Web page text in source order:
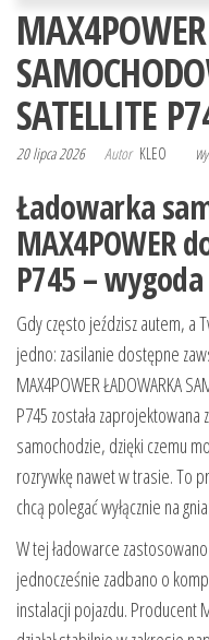
SATELLITE
20 lipca 2026 Autor KLEO
Ładowarka
MAX4POWER
P745 –
Gdy często jeździsz autem, a
jedno: zasilanie dostępne
MAX4POWER ŁADOWARKA
P745 została
samochodzie, dzięki czemu
rozrywkę nawet w trasie. To
chcą polegać wyłącznie na
W tej ładowarce
jednocześnie zadbano o
instalacji pojazdu. Producent